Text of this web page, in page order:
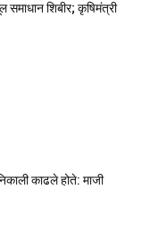
शिबीर; कृषिमंत्री
निकाली काढले होते: माजी